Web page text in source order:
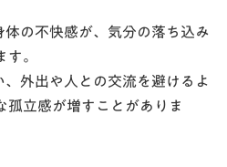
の不快感が、気分の落ち込み
。
、外出や人との交流を避けるよ
立感が増すことがありま